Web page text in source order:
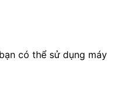
có thể sử dụng máy